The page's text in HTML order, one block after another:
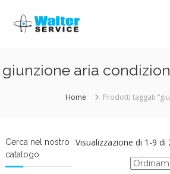
content
Walter
Service
parti
Walter
Service
Srl
giunzione aria
Home Prodotti taggati
Visualizzazione di 1-9 di
Cerca nel nostro
catalogo